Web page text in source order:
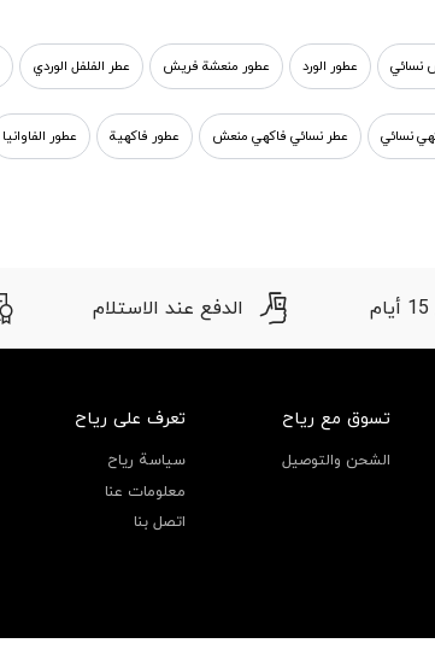
نسائي عطور الورد عطور منعشة فریش عطر الفلفل الوردي
نسائي عطر نسائي فاكهي منعش عطور فاكهية عطور الفاوانيا
الدفع عند الاستلام
تسوق مع رياح
الشحن والتوصيل
تعرف على رياح
سياسة رياح
معلومات عنا
اتصل بنا